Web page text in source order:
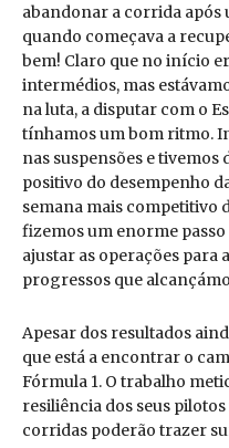
abandonar a corrida após
quando começava a
bem! Claro que no início
intermédios, mas
na luta, a disputar com o
tínhamos um bom ritmo.
nas suspensões e tivemos
positivo do desempenho
semana mais competitivo
fizemos um enorme
ajustar as operações para
progressos que
Apesar dos resultados
que está a encontrar o
Fórmula 1. O trabalho
resiliência dos seus
corridas poderão trazer